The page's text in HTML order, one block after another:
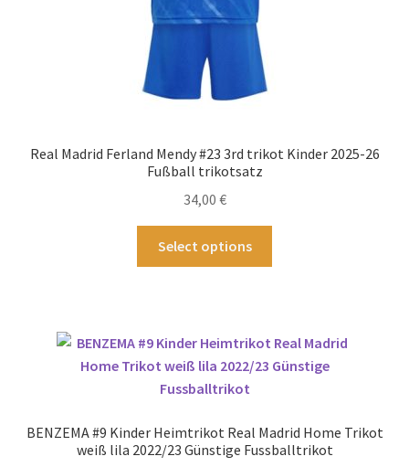
Real Madrid Ferland Mendy #23 3rd trikot Kinder 2025-26
Fußball trikotsatz
34,00 €
Select options
auf.
Die
auf
BENZEMA #9 Kinder Heimtrikot Real Madrid Home Trikot
weiß lila 2022/23 Günstige Fussballtrikot